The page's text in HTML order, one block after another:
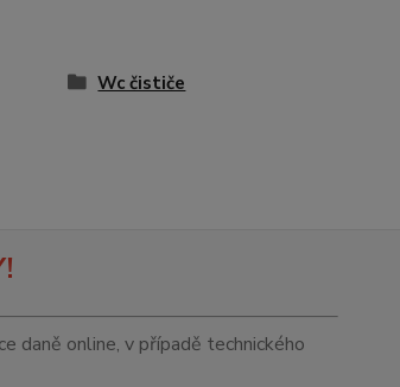
Wc čističe
daně online, v případě technického